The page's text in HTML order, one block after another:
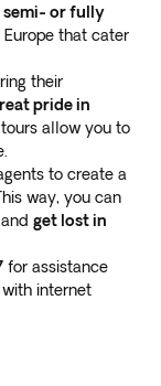
semi- or fully
Europe that cater
their
pride in
tours allow you to
to create a
way, you can
get lost in
for assistance
internet